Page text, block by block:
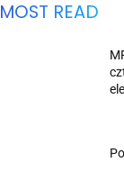
MOST READ